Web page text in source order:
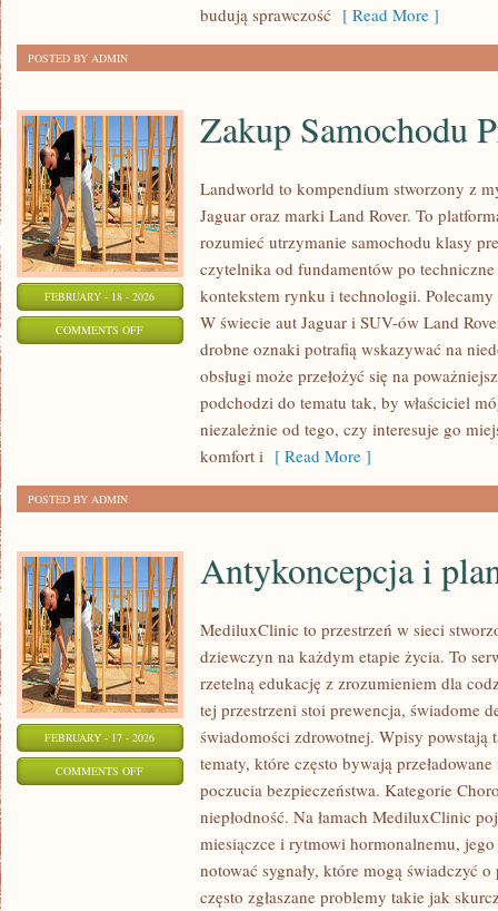
budują sprawczość [ Read More ]
POSTED BY ADMIN
FEBRUARY - 18 - 2026
COMMENTS OFFON
SAMOCHODU
Zakup Samochodu
Landworld to kompendium stworzony z
Jaguar oraz marki Land Rover. To
rozumieć utrzymanie samochodu klasy
czytelnika od fundamentów po
kontekstem rynku i technologii.
W świecie aut Jaguar i SUV-ów Land
drobne oznaki potrafią wskazywać na
obsługi może przełożyć się na
podchodzi do tematu tak, by właściciel
niezależnie od tego, czy interesuje go
komfort i [ Read More ]
POSTED BY ADMIN
FEBRUARY - 17 - 2026
COMMENTS OFFON
ANTYKONCEPCJA
PLANOWANIE
Antykoncepcja i
MediluxClinic to przestrzeń w sieci
dziewczyn na każdym etapie życia. To
rzetelną edukację z zrozumieniem dla
tej przestrzeni stoi prewencja, świadome
świadomości zdrowotnej. Wpisy powstają
tematy, które często bywają
poczucia bezpieczeństwa. Kategorie
niepłodność. Na łamach MediluxClinic
miesiączce i rytmowi hormonalnemu,
notować sygnały, które mogą świadczyć
często zgłaszane problemy takie jak